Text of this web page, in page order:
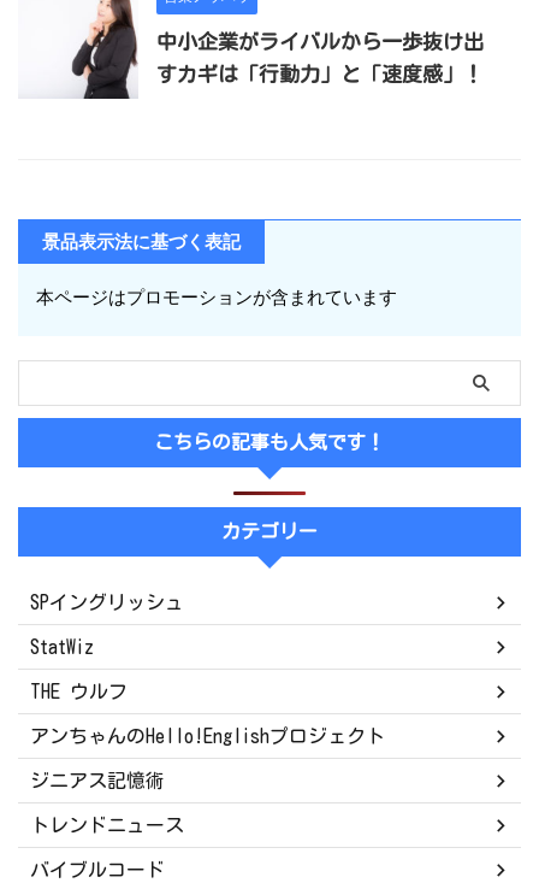
中小企業がライバルから一歩抜け出
すカギは「行動力」と「速度感」！
景品表示法に基づく表記
本ページはプロモーションが含まれています
こちらの記事も人気です！
カテゴリー
SPイングリッシュ
StatWiz
THE ウルフ
アンちゃんのHello!Englishプロジェクト
ジニアス記憶術
トレンドニュース
バイブルコード